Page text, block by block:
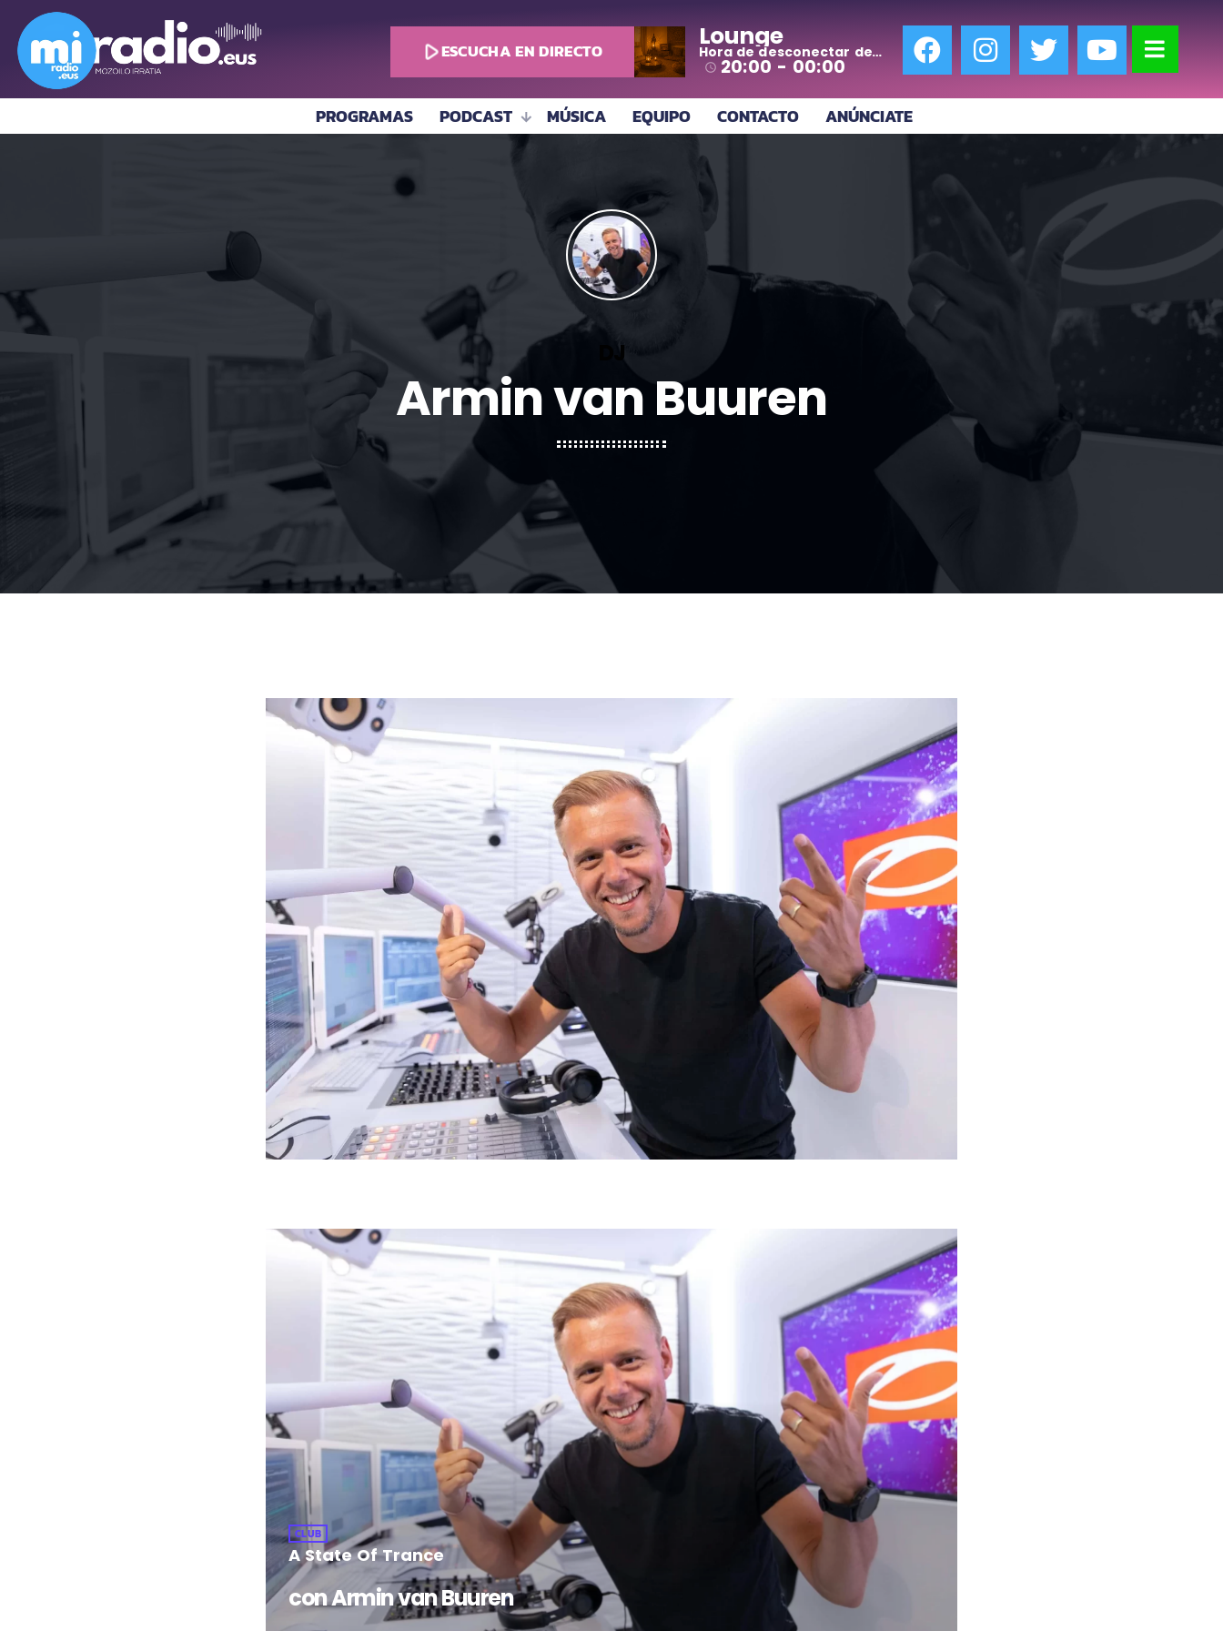
play_arrowESCUCHA EN DIRECTO Lounge
Hora de desconectar de
todo
access_time 20:00 - 00:00
PROGRAMAS PODCAST MÚSICA EQUIPO CONTACTO ANÚNCIATE
DJ
Armin van Buuren
CLUB
A State Of Trance
con Armin van Buuren